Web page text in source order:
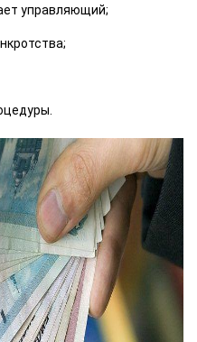
управляющий;